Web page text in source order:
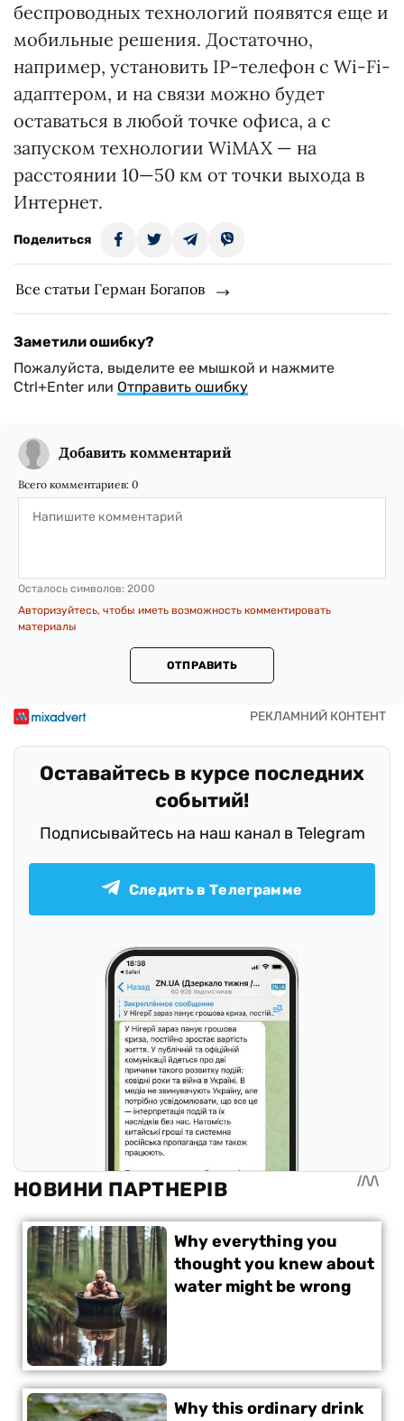
беспроводных технологий появятся еще и
мобильные решения. Достаточно,
например, установить IP-телефон с Wi-Fi-
адаптером, и на связи можно будет
оставаться в любой точке офиса, а с
запуском технологии WiMAX — на
расстоянии 10—50 км от точки выхода в
Интернет.
Поделиться
Все статьи Герман Богапов
Заметили ошибку?
Пожалуйста, выделите ее мышкой и нажмите
Ctrl+Enter или Отправить ошибку
Добавить комментарий
Всего комментариев: 0
Осталось символов: 2000
Авторизуйтесь, чтобы иметь возможность комментировать
материалы
ОТПРАВИТЬ
Оставайтесь в курсе последних
событий!
Подписывайтесь на наш канал в Telegram
Следить в Телеграмме